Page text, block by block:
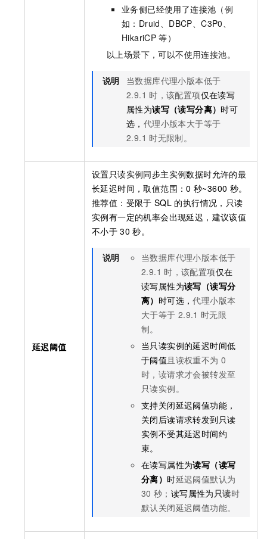
业务侧已经使用了连接池（例
如：Druid、DBCP、C3P0、
HikariCP 等）
以上场景下，可以不使用连接池。
说明
当数据库代理小版本低于
2.9.1 时，该配置项仅在读写
属性为读写（读写分离） 时可
选， 代理小版本大于等于
2.9.1 时无限制。
延迟阈值
设置只读实例同步主实例数据时允许的最
长延迟时间，取值范围：0 秒~3600 秒。
推荐值： 受限于 SQL 的执行情况，只读
实例有一定的机率会出现延迟，建议该值
不小于 30 秒。
说明
当数据库代理小版本低于
2.9.1 时，该配置项仅在
读写属性为读写（读写分
离） 时可选，代理小版本
大于等于 2.9.1 时无限
制。
当只读实例的延迟时间低
于阈值 且读权重不为 0
时，读请求才会被转发至
只读实例。
支持关闭延迟阈值功能，
关闭后读请求转发到只读
实例不受其延迟时间约
束。
在读写属性为读写（读写
分离） 时延迟阈值默认为
30 秒； 读写属性为只读时
默认关闭延迟阈值功能。